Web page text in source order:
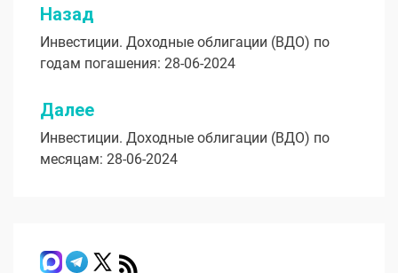
Навигация
по
записям
Назад
Инвестиции. Доходные облигации (ВДО) по
годам погашения: 28-06-2024
Далее
Инвестиции. Доходные облигации (ВДО) по
месяцам: 28-06-2024